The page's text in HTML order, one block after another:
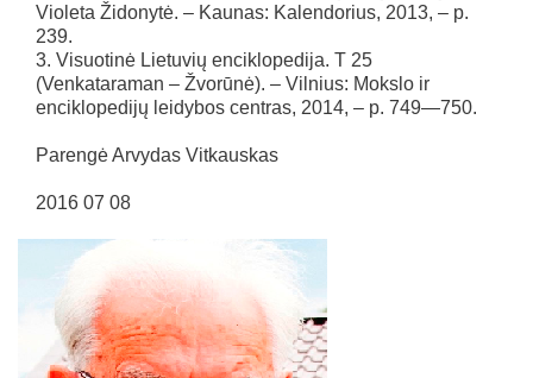
Violeta Židonytė. – Kaunas: Kalendorius, 2013, – p.
239.
3. Visuotinė Lietuvių enciklopedija. T 25
(Venkataraman – Žvorūnė). – Vilnius: Mokslo ir
enciklopedijų leidybos centras, 2014, – p. 749—750.
Parengė Arvydas Vitkauskas
2016 07 08